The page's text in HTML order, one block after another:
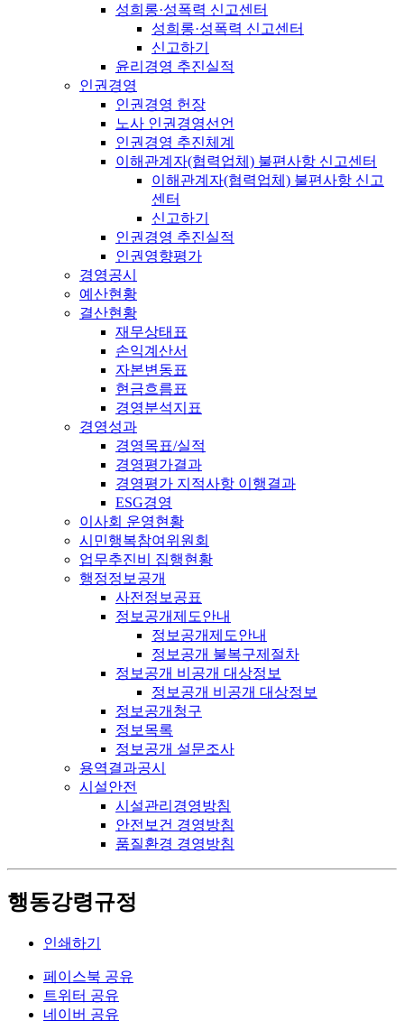
성희롱·성폭력 신고센터
성희롱·성폭력 신고센터
신고하기
윤리경영 추진실적
인권경영
인권경영 헌장
노사 인권경영선언
인권경영 추진체계
이해관계자(협력업체) 불편사항 신고센터
이해관계자(협력업체) 불편사항 신고
센터
신고하기
인권경영 추진실적
인권영향평가
경영공시
예산현황
결산현황
재무상태표
손익계산서
자본변동표
현금흐름표
경영분석지표
경영성과
경영목표/실적
경영평가결과
경영평가 지적사항 이행결과
ESG경영
이사회 운영현황
시민행복참여위원회
업무추진비 집행현황
행정정보공개
사전정보공표
정보공개제도안내
정보공개제도안내
정보공개 불복구제절차
정보공개 비공개 대상정보
정보공개 비공개 대상정보
정보공개청구
정보목록
정보공개 설문조사
용역결과공시
시설안전
시설관리경영방침
안전보건 경영방침
품질환경 경영방침
행동강령규정
인쇄하기
페이스북 공유
트위터 공유
네이버 공유